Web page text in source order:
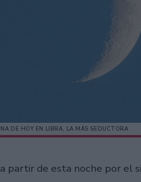
DE HOY EN LIBRA, LA MÁS SEDUCTORA
partir de esta noche por el